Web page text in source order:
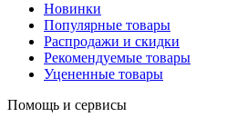
Новинки
Популярные товары
Распродажи и скидки
Рекомендуемые товары
Уцененные товары
Помощь и сервисы